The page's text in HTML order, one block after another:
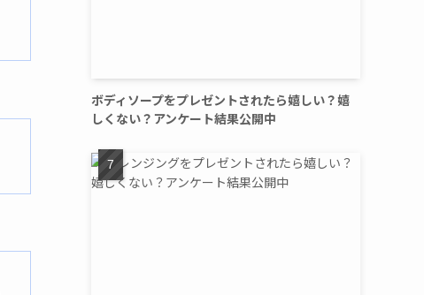
ボディソープをプレゼントされたら嬉しい？嬉
しくない？アンケート結果公開中